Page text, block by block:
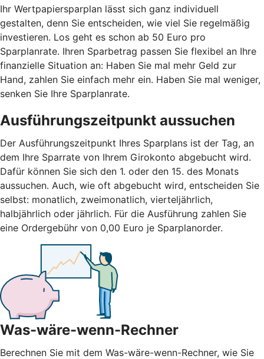
Ihr Wertpapiersparplan lässt sich ganz individuell
gestalten, denn Sie entscheiden, wie viel Sie regelmäßig
investieren. Los geht es schon ab 50 Euro pro
Sparplanrate. Ihren Sparbetrag passen Sie flexibel an Ihre
finanzielle Situation an: Haben Sie mal mehr Geld zur
Hand, zahlen Sie einfach mehr ein. Haben Sie mal weniger,
senken Sie Ihre Sparplanrate.
Ausführungszeitpunkt aussuchen
Der Ausführungszeitpunkt Ihres Sparplans ist der Tag, an
dem Ihre Sparrate von Ihrem Girokonto abgebucht wird.
Dafür können Sie sich den 1. oder den 15. des Monats
aussuchen. Auch, wie oft abgebucht wird, entscheiden Sie
selbst: monatlich, zweimonatlich, vierteljährlich,
halbjährlich oder jährlich. Für die Ausführung zahlen Sie
eine Ordergebühr von 0,00 Euro je Sparplanorder.
Was-wäre-wenn-Rechner
Berechnen Sie mit dem Was-wäre-wenn-Rechner, wie Sie